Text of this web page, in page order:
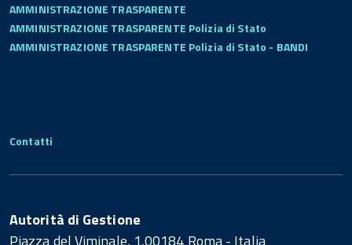
AMMINISTRAZIONE TRASPARENTE
AMMINISTRAZIONE TRASPARENTE Polizia di Stato
AMMINISTRAZIONE TRASPARENTE Polizia di Stato - BANDI
Contatti
Autorità di Gestione
Piazza del Viminale, 1,00184 Roma - Italia